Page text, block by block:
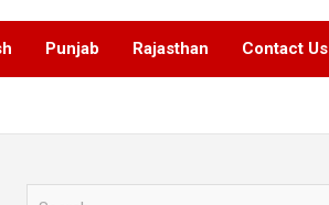
Punjab Rajasthan Contact Us